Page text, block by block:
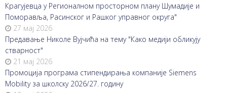
Крагујевца у Регионалном просторном плану Шумадије и
Поморавља, Расинског и Рашког управног округа"
27 мај 2026
Предавање Николе Вујчића на тему "Како медији обликују
стварност"
21 мај 2026
Промоција програма стипендирања компаније Siemens
Mobility за школску 2026/27. годину